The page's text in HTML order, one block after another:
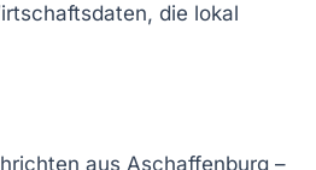
die lokal
aus Aschaffenburg –